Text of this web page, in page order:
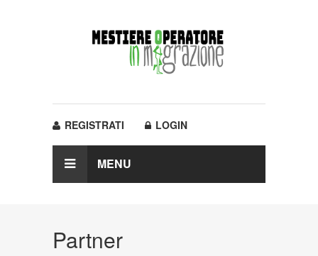
REGISTRATI LOGIN
MENU
Partner